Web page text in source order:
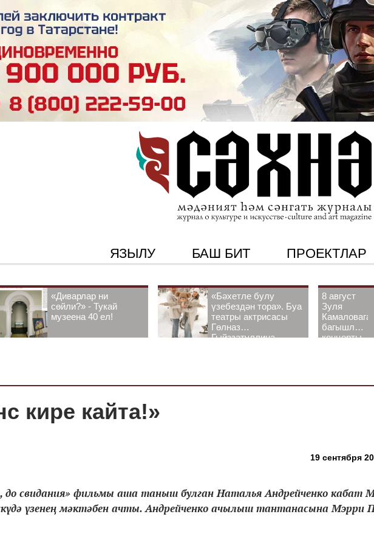
ЯЗЫЛУ БАШ БИТ ПРОЕКТЛАР
«Диварлар ни
сөйли?» - Тукай
музеена 40 ел!
«Бәхетле булу
үзебездән тора». Буа
театры актрисасы
Гөлназ
Гыйззәтуллина-
8 август
Зуля
Камаловага
багышлау
концерты
кире кайта!»
19 сентября
до свидания» фильмы аша таныш булган Наталья Андрейченко кабат
үзенең мәктәбен ачты. Андрейченко ачылыш тантанасына Мэрри